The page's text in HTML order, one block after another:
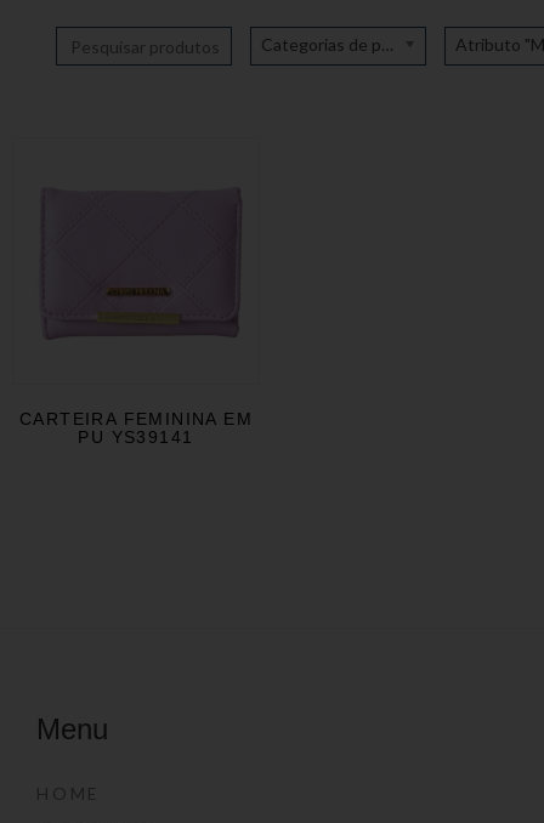
Categorias de produto
CARTEIRA FEMININA EM
PU YS39141
Menu
HOME